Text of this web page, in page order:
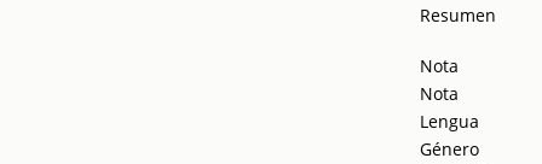
Resumen
Nota
Nota
Lengua
Género